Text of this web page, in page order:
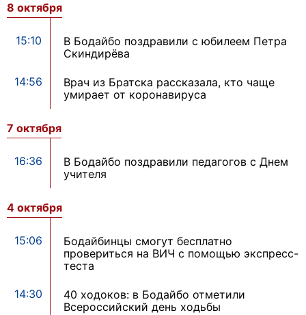
8 октября
15:10
В Бодайбо поздравили с юбилеем Петра
Скиндирёва
14:56
Врач из Братска рассказала, кто чаще
умирает от коронавируса
7 октября
16:36
В Бодайбо поздравили педагогов с Днем
учителя
4 октября
15:06
Бодайбинцы смогут бесплатно
провериться на ВИЧ с помощью экспресс-
теста
14:30
40 ходоков: в Бодайбо отметили
Всероссийский день ходьбы